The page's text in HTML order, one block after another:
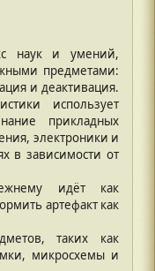
наук и умений,
предметами:
и деактивация.
использует
прикладных
электроники и
в зависимости от
идёт как
артефакт как
таких как
микросхемы и